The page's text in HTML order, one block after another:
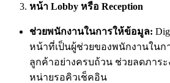
หน้า Lobby หรือ Reception
ช่วยพนักงานในการให้ข้อมูล:
หน้าที่เป็นผู้ช่วยของพนักงานในก
ลูกค้าอย่างครบถ้วน ช่วยลดภาระ
หน่ายรอคิวเช็คอิน